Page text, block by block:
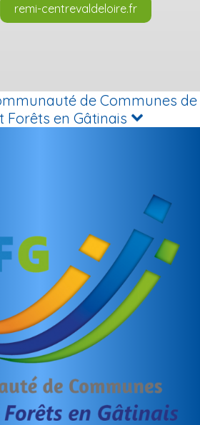
remi-centrevaldeloire.fr
de Communes de
Forêts en Gâtinais